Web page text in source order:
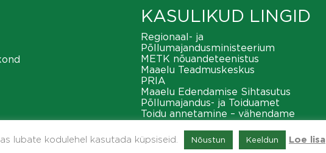
KASULIKUD LINGID
Regionaal- ja
Põllumajandusministeerium
METK nõuandeteenistus
Maaelu Teadmuskeskus
PRIA
Maaelu Edendamise Sihtasutus
Põllumajandus- ja Toiduamet
Toidu annetamine – vähendame
METK maaeluvõrgustik
lubate kodulehel kasutada küpsiseid. Nõustun Keeldun Loe lisa